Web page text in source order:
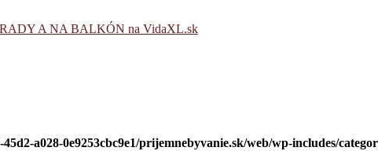
A NA BALKÓN na VidaXL.sk
a028-0e9253cbc9e1/prijemnebyvanie.sk/web/wp-includes/